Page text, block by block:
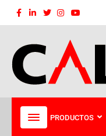
Saltar
PRODUCTOS